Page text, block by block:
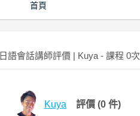
首頁
日語會話講師評價 | Kuya - 課程 0次
Kuya 評價 (0 件)